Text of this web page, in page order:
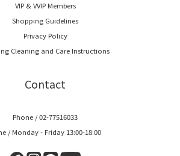
VIP & VVIP Members
Shopping Guidelines
Privacy Policy
Cleaning and Care Instructions
Contact
Phone / 02-77516033
/ Monday - Friday 13:00-18:00